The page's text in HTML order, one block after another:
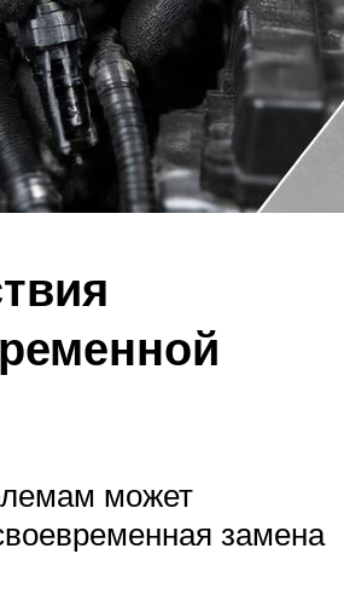
может
замена